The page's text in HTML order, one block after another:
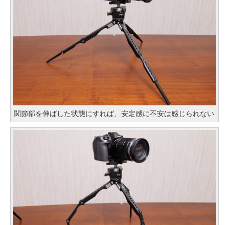
関節部を伸ばした状態にすれば、安定感に不安は感じられない